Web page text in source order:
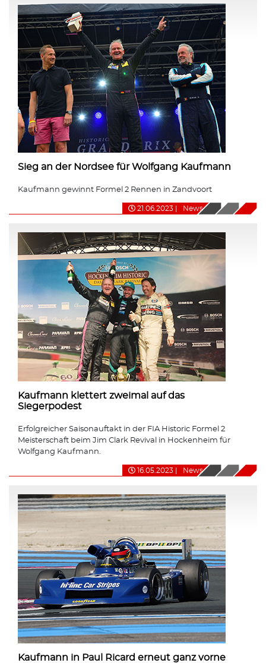
Sieg an der Nordsee für Wolfgang Kaufmann
Kaufmann gewinnt Formel 2 Rennen in Zandvoort
21.06.2023 News
Kaufmann klettert zweimal auf das
Siegerpodest
Erfolgreicher Saisonauftakt in der FIA Historic Formel 2
Meisterschaft beim Jim Clark Revival in Hockenheim für
Wolfgang Kaufmann.
16.05.2023 News
Kaufmann in Paul Ricard erneut ganz vorne